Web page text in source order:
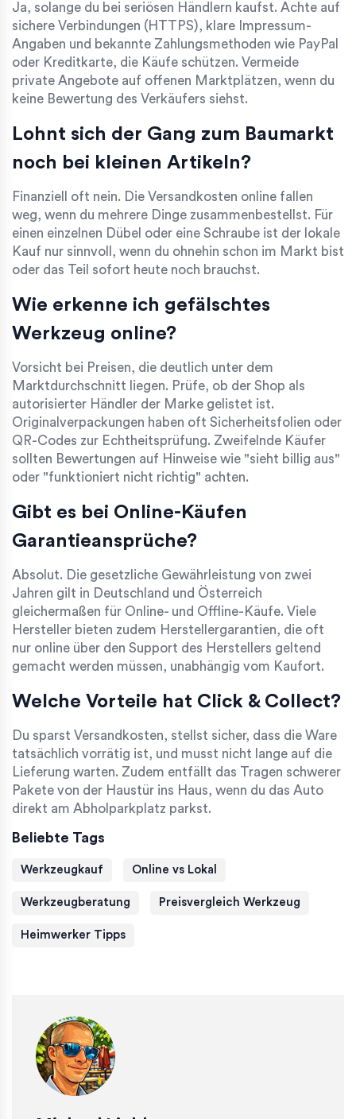
Ja, solange du bei seriösen Händlern kaufst. Achte auf
sichere Verbindungen (HTTPS), klare Impressum-
Angaben und bekannte Zahlungsmethoden wie PayPal
oder Kreditkarte, die Käufe schützen. Vermeide
private Angebote auf offenen Marktplätzen, wenn du
keine Bewertung des Verkäufers siehst.
Lohnt sich der Gang zum Baumarkt
noch bei kleinen Artikeln?
Finanziell oft nein. Die Versandkosten online fallen
weg, wenn du mehrere Dinge zusammenbestellst. Für
einen einzelnen Dübel oder eine Schraube ist der lokale
Kauf nur sinnvoll, wenn du ohnehin schon im Markt bist
oder das Teil sofort heute noch brauchst.
Wie erkenne ich gefälschtes
Werkzeug online?
Vorsicht bei Preisen, die deutlich unter dem
Marktdurchschnitt liegen. Prüfe, ob der Shop als
autorisierter Händler der Marke gelistet ist.
Originalverpackungen haben oft Sicherheitsfolien oder
QR-Codes zur Echtheitsprüfung. Zweifelnde Käufer
sollten Bewertungen auf Hinweise wie "sieht billig aus"
oder "funktioniert nicht richtig" achten.
Gibt es bei Online-Käufen
Garantieansprüche?
Absolut. Die gesetzliche Gewährleistung von zwei
Jahren gilt in Deutschland und Österreich
gleichermaßen für Online- und Offline-Käufe. Viele
Hersteller bieten zudem Herstellergarantien, die oft
nur online über den Support des Herstellers geltend
gemacht werden müssen, unabhängig vom Kaufort.
Welche Vorteile hat Click & Collect?
Du sparst Versandkosten, stellst sicher, dass die Ware
tatsächlich vorrätig ist, und musst nicht lange auf die
Lieferung warten. Zudem entfällt das Tragen schwerer
Pakete von der Haustür ins Haus, wenn du das Auto
direkt am Abholparkplatz parkst.
Beliebte Tags
Werkzeugkauf Online vs Lokal
Werkzeugberatung Preisvergleich Werkzeug
Heimwerker Tipps